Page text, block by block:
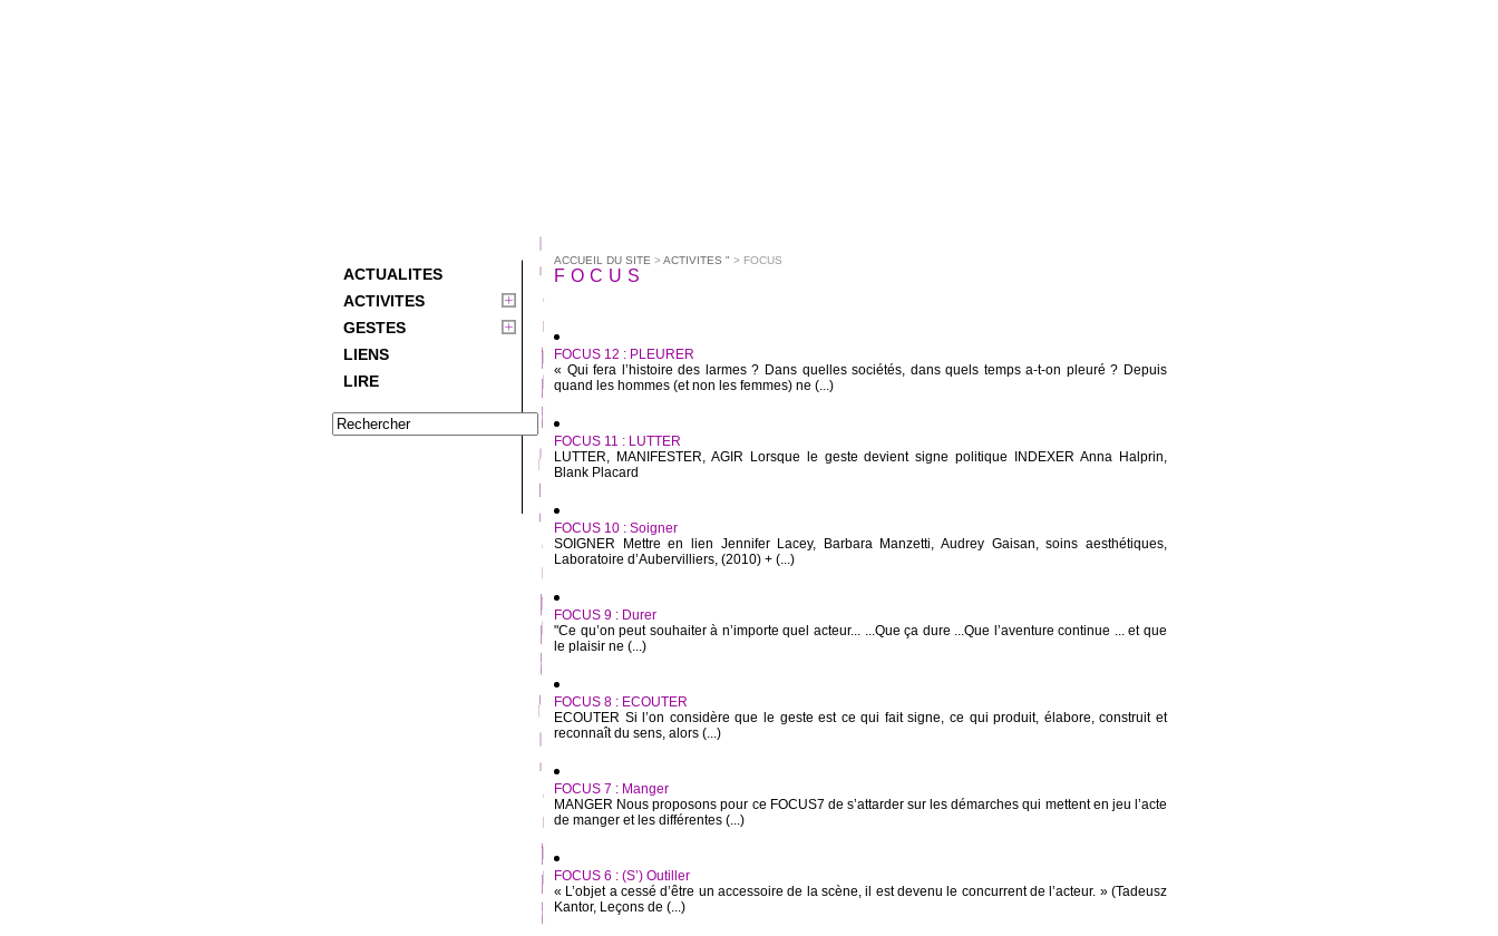
ACTUALITES
ACTIVITES
GESTES
LIENS
LIRE
ACCUEIL DU SITE >ACTIVITES " > FOCUS
FOCUS
FOCUS 12 : PLEURER
« Qui fera l’histoire des larmes ? Dans quelles sociétés, dans quels temps a-t-on pleuré ? Depuis
quand les hommes (et non les femmes) ne (...)
FOCUS 11 : LUTTER
LUTTER, MANIFESTER, AGIR Lorsque le geste devient signe politique INDEXER Anna Halprin,
Blank Placard
FOCUS 10 : Soigner
SOIGNER Mettre en lien Jennifer Lacey, Barbara Manzetti, Audrey Gaisan, soins aesthétiques,
Laboratoire d’Aubervilliers, (2010) + (...)
FOCUS 9 : Durer
"Ce qu’on peut souhaiter à n’importe quel acteur... ...Que ça dure ...Que l’aventure continue ... et que
le plaisir ne (...)
FOCUS 8 : ECOUTER
ECOUTER Si l’on considère que le geste est ce qui fait signe, ce qui produit, élabore, construit et
reconnaît du sens, alors (...)
FOCUS 7 : Manger
MANGER Nous proposons pour ce FOCUS7 de s’attarder sur les démarches qui mettent en jeu l’acte
de manger et les différentes (...)
FOCUS 6 : (S’) Outiller
« L’objet a cessé d’être un accessoire de la scène, il est devenu le concurrent de l’acteur. » (Tadeusz
Kantor, Leçons de (...)